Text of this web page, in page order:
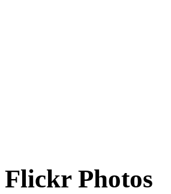
Flickr Photos